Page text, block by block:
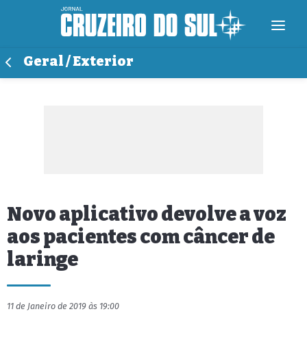
Geral / Exterior
Novo aplicativo devolve a voz
aos pacientes com câncer de
laringe
11 de Janeiro de 2019 às 19:00